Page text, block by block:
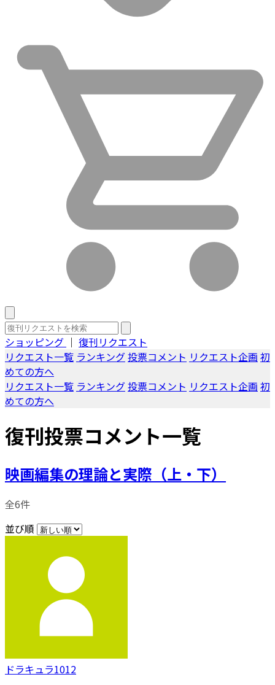
ショッピング ｜ 復刊リクエスト
リクエスト一覧 ランキング投票コメント リクエスト企画 初
めての方へ
リクエスト一覧 ランキング投票コメント リクエスト企画 初
めての方へ
復刊投票コメント一覧
映画編集の理論と実際（上・下）
全6件
並び順
ドラキュラ1012